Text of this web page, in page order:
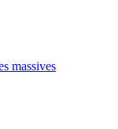
massives